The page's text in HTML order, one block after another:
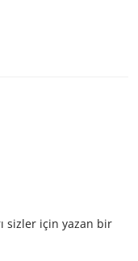
sizler için yazan bir